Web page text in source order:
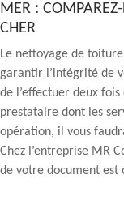
MER : COMPAREZ-
CHER
Le nettoyage de
garantir l’intégrité de
de l’effectuer deux fois
prestataire dont les
opération, il vous
Chez l’entreprise MR
de votre document est